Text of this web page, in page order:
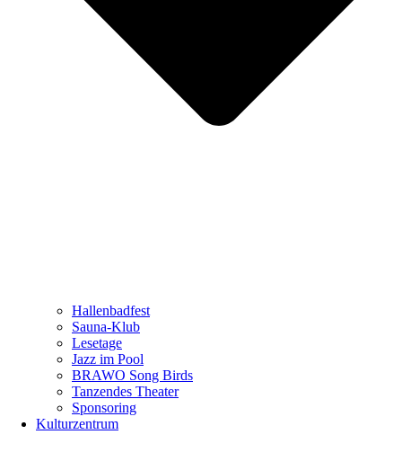
Hallenbadfest
Sauna-Klub
Lesetage
Jazz im Pool
BRAWO Song Birds
Tanzendes Theater
Sponsoring
Kulturzentrum